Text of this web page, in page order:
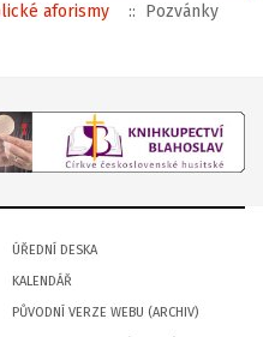
aforismy :: Pozvánky
ÚŘEDNÍ DESKA
KALENDÁŘ
PŮVODNÍ VERZE WEBU (ARCHIV)